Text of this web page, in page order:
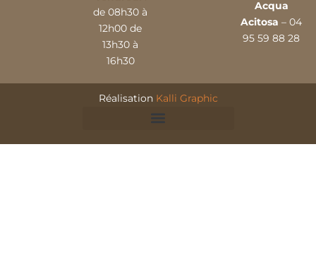
de 08h30 à
12h00 de
13h30 à
16h30
Acqua
Acitosa – 04
95 59 88 28
Réalisation Kalli Graphic